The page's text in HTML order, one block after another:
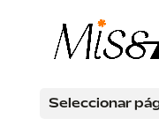
Seleccionar